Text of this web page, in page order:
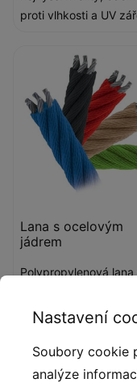
proti vlhkosti a UV
Lana s ocelovým
jádrem
Polypropylenová lana
a průměrem 16 mm.
Popis
Nastavení
Soubory cookie
analýze